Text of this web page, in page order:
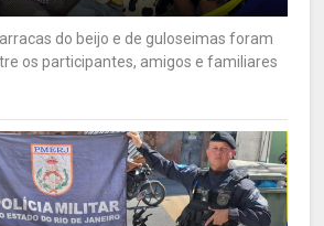
do beijo e de guloseimas foram
os participantes, amigos e familiares